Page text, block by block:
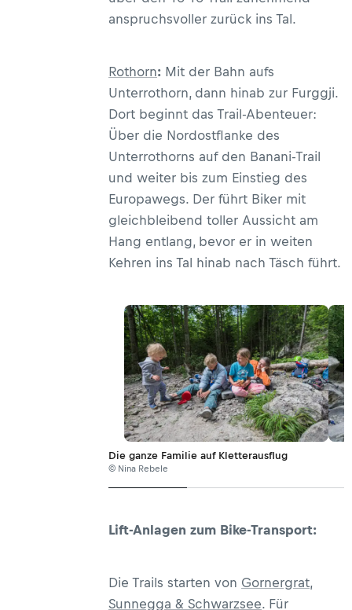
anspruchsvoller zurück ins Tal.
Rothorn: Mit der Bahn aufs
Unterrothorn, dann hinab zur Furggji.
Dort beginnt das Trail-Abenteuer:
Über die Nordostflanke des
Unterrothorns auf den Banani-Trail
und weiter bis zum Einstieg des
Europawegs. Der führt Biker mit
gleichbleibend toller Aussicht am
Hang entlang, bevor er in weiten
Kehren ins Tal hinab nach Täsch führt.
Die ganze Familie auf Kletterausflug
© Nina Rebele
Lift-Anlagen zum Bike-Transport:
Die Trails starten von Gornergrat,
Sunnegga & Schwarzsee. Für